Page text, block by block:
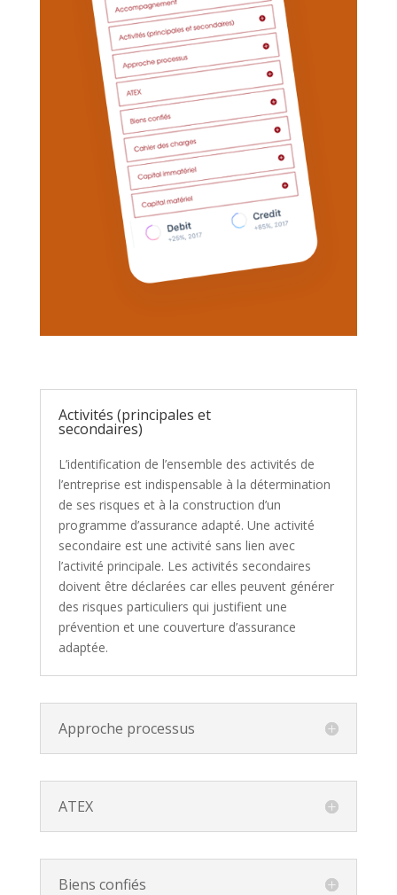
Activités (principales et
secondaires)
L’identification de l’ensemble des activités de
l’entreprise est indispensable à la détermination
de ses risques et à la construction d’un
programme d’assurance adapté. Une activité
secondaire est une activité sans lien avec
l’activité principale. Les activités secondaires
doivent être déclarées car elles peuvent générer
des risques particuliers qui justifient une
prévention et une couverture d’assurance
adaptée.
Approche processus
ATEX
Biens confiés